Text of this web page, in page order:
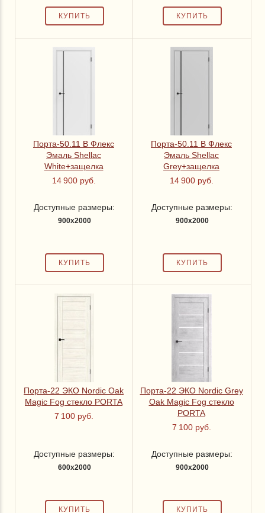
Доступные размеры:
900x2000
Порта-50.11 В Флекс
Эмаль Shellac
White+защелка
14 900 руб.
Доступные размеры:
900x2000
Порта-50.11 В Флекс
Эмаль Shellac
Grey+защелка
14 900 руб.
Доступные размеры:
600x2000
Порта-22 ЭКО Nordic Oak
Magic Fog стекло PORTA
7 100 руб.
Доступные размеры:
900x2000
Порта-22 ЭКО Nordic Grey
Oak Magic Fog стекло
PORTA
7 100 руб.